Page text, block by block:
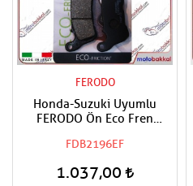
FERODO
Honda-Suzuki Uyumlu
FERODO Ön Eco Fren
FDB2196EF
1.037,00